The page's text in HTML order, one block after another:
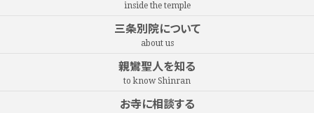
inside the temple
三条別院について
about us
親鸞聖人を知る
to know Shinran
お寺に相談する